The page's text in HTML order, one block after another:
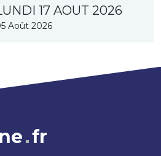
17 AOUT 2026
Août 2026
fr